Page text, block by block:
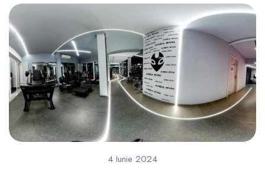
4 Iunie 2024